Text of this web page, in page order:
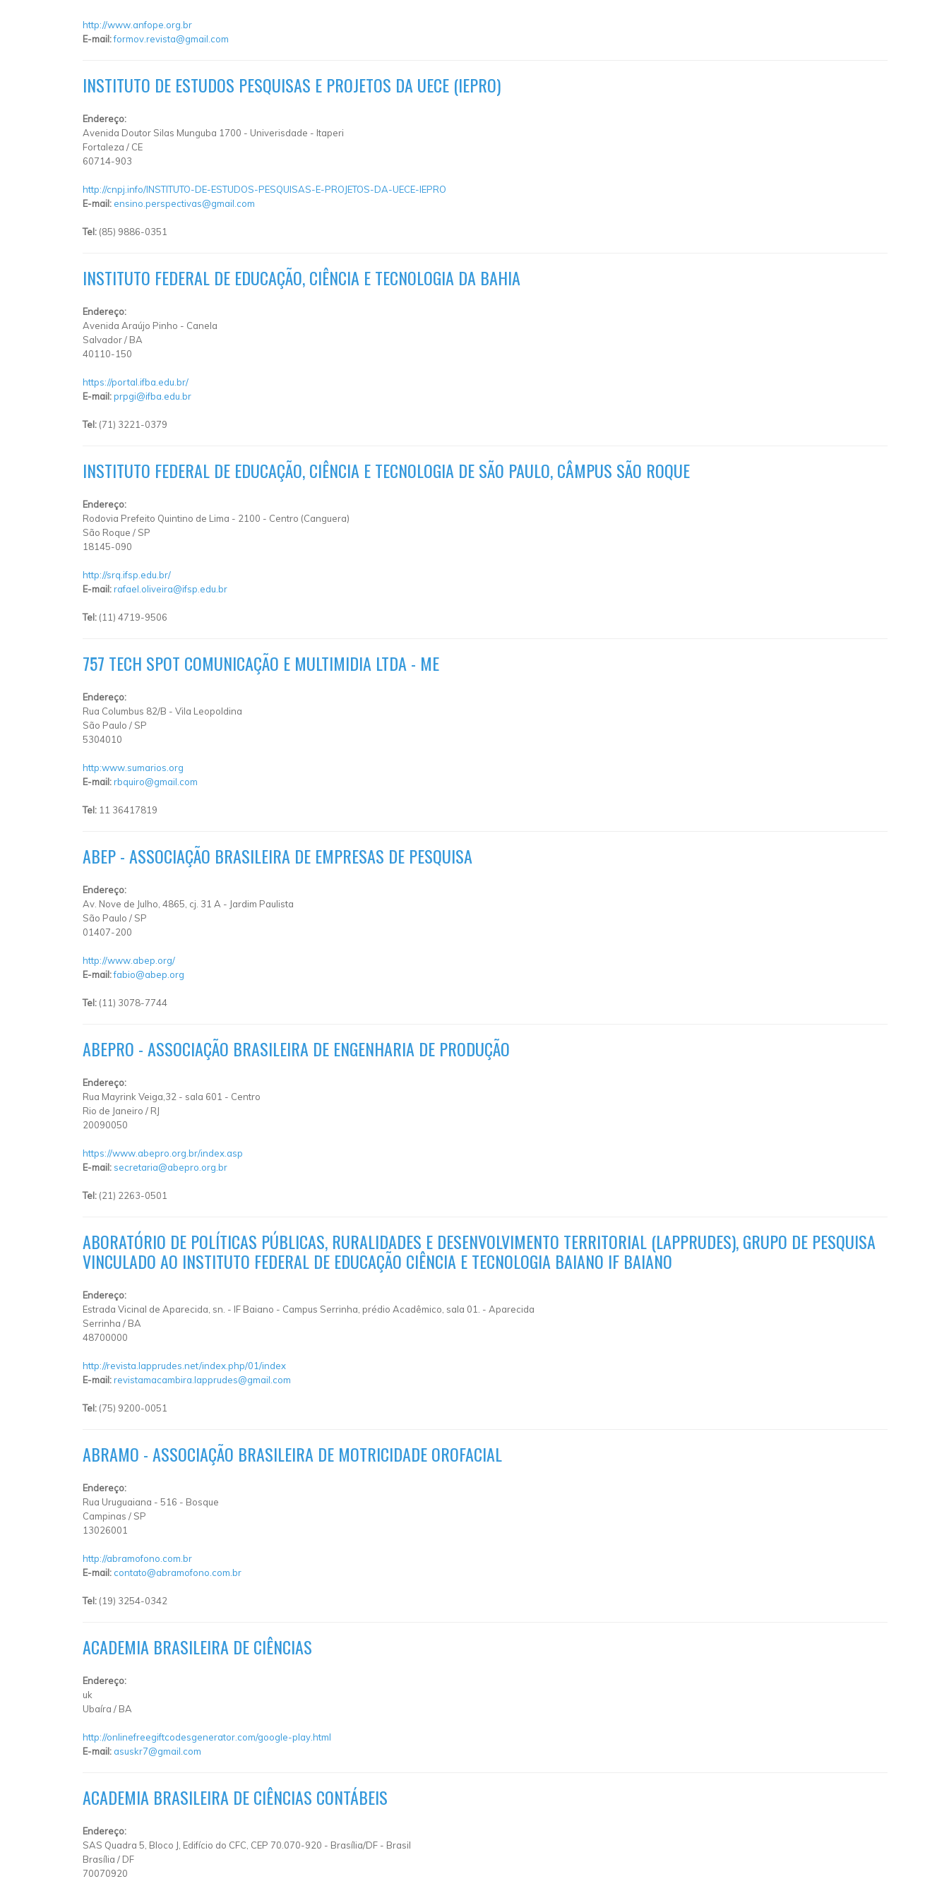
http://www.anfope.org.br
E-mail:formov.revista@gmail.com
INSTITUTO DE ESTUDOS PESQUISAS E PROJETOS DA UECE (IEPRO)
Endereço:
Avenida Doutor Silas Munguba 1700 - Univerisdade - Itaperi
Fortaleza / CE
60714-903
http://cnpj.info/INSTITUTO-DE-ESTUDOS-PESQUISAS-E-PROJETOS-DA-UECE-IEPRO
E-mail: ensino.perspectivas@gmail.com
Tel: (85) 9886-0351
INSTITUTO FEDERAL DE EDUCAÇÃO, CIÊNCIA E TECNOLOGIA DA BAHIA
Endereço:
Avenida Araújo Pinho - Canela
Salvador/ BA
40110-150
https://portal.ifba.edu.br/
E-mail:prpgi@ifba.edu.br
Tel: (71) 3221-0379
INSTITUTO FEDERAL DE EDUCAÇÃO, CIÊNCIA E TECNOLOGIA DE SÃO PAULO, CÂMPUS SÃO ROQUE
Endereço:
Rodovia Prefeito Quintino de Lima - 2100 - Centro (Canguera)
São Roque / SP
18145-090
http://srq.ifsp.edu.br/
E-mail:rafael.oliveira@ifsp.edu.br
Tel: (11) 4719-9506
757 TECH SPOT COMUNICAÇÃO E MULTIMIDIA LTDA - ME
Endereço:
Rua Columbus 82/B - Vila Leopoldina
São Paulo / SP
5304010
http:www.sumarios.org
E-mail:rbquiro@gmail.com
Tel: 11 36417819
ABEP - ASSOCIAÇÃO BRASILEIRA DE EMPRESAS DE PESQUISA
Endereço:
Av. Nove de Julho, 4865, cj. 31 A - Jardim Paulista
São Paulo / SP
01407-200
http://www.abep.org/
E-mail:fabio@abep.org
Tel: (11) 3078-7744
ABEPRO - ASSOCIAÇÃO BRASILEIRA DE ENGENHARIA DE PRODUÇÃO
Endereço:
Rua Mayrink Veiga,32 - sala 601 - Centro
Rio de Janeiro / RJ
20090050
https://www.abepro.org.br/index.asp
E-mail: secretaria@abepro.org.br
Tel: (21) 2263-0501
ABORATÓRIO DE POLÍTICAS PÚBLICAS, RURALIDADES E DESENVOLVIMENTO TERRITORIAL (LAPPRUDES), GRUPO DE PESQUISA
VINCULADO AO INSTITUTO FEDERAL DE EDUCAÇÃO CIÊNCIA E TECNOLOGIA BAIANO IF BAIANO
Endereço:
Estrada Vicinal de Aparecida, sn. - IF Baiano - Campus Serrinha, prédio Acadêmico, sala 01. - Aparecida
Serrinha / BA
48700000
http://revista.lapprudes.net/index.php/01/index
E-mail:revistamacambira.lapprudes@gmail.com
Tel: (75) 9200-0051
ABRAMO - ASSOCIAÇÃO BRASILEIRA DE MOTRICIDADE OROFACIAL
Endereço:
Rua Uruguaiana - 516 - Bosque
Campinas / SP
13026001
http://abramofono.com.br
E-mail: contato@abramofono.com.br
Tel: (19) 3254-0342
ACADEMIA BRASILEIRA DE CIÊNCIAS
Endereço:
uk
Ubaíra / BA
http://onlinefreegiftcodesgenerator.com/google-play.html
E-mail: asuskr7@gmail.com
ACADEMIA BRASILEIRA DE CIÊNCIAS CONTÁBEIS
Endereço:
SAS Quadra 5, Bloco J, Edifício do CFC, CEP 70.070-920 - Brasília/DF - Brasil
Brasília / DF
70070920